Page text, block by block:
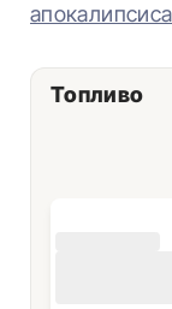
Топливо